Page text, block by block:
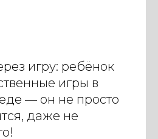
игру: ребёнок
игры в
— он не просто
даже не